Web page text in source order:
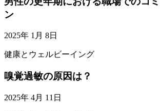
ン
2025年 1月 8日
健康とウェルビーイング
嗅覚過敏の原因は？
2025年 4月 11日